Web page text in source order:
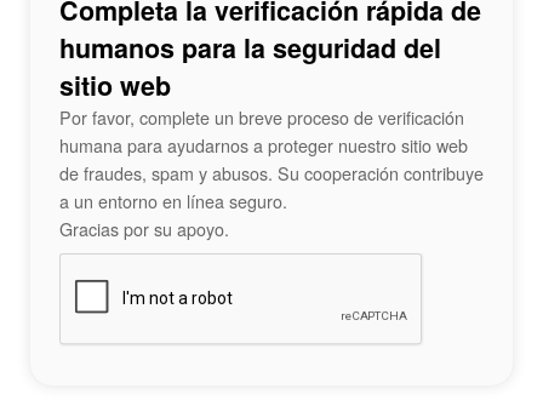
Completa la verificación rápida de
humanos para la seguridad del
sitio web
Por favor, complete un breve proceso de verificación
humana para ayudarnos a proteger nuestro sitio web
de fraudes, spam y abusos. Su cooperación contribuye
a un entorno en línea seguro.
Gracias por su apoyo.